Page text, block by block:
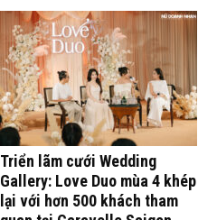
Triển lãm cưới Wedding
Gallery: Love Duo mùa 4 khép
lại với hơn 500 khách tham